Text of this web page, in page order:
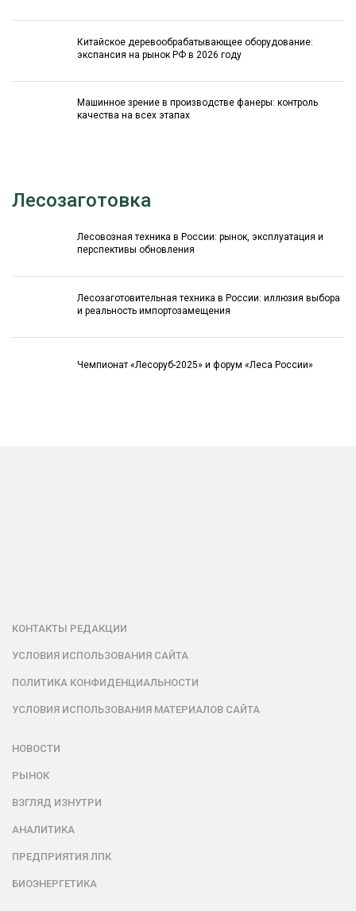
Китайское деревообрабатывающее оборудование:
экспансия на рынок РФ в 2026 году
Машинное зрение в производстве фанеры: контроль
качества на всех этапах
Лесозаготовка
Лесовозная техника в России: рынок, эксплуатация и
перспективы обновления
Лесозаготовительная техника в России: иллюзия выбора
и реальность импортозамещения
Чемпионат «Лесоруб-2025» и форум «Леса России»
КОНТАКТЫ РЕДАКЦИИ
УСЛОВИЯ ИСПОЛЬЗОВАНИЯ САЙТА
ПОЛИТИКА КОНФИДЕНЦИАЛЬНОСТИ
УСЛОВИЯ ИСПОЛЬЗОВАНИЯ МАТЕРИАЛОВ САЙТА
НОВОСТИ
РЫНОК
ВЗГЛЯД ИЗНУТРИ
АНАЛИТИКА
ПРЕДПРИЯТИЯ ЛПК
БИОЭНЕРГЕТИКА